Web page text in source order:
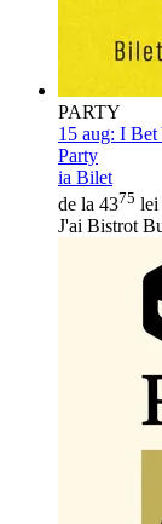
PARTY
15 aug: I Bet
Party
ia Bilet
de la 4375 lei
J'ai Bistrot